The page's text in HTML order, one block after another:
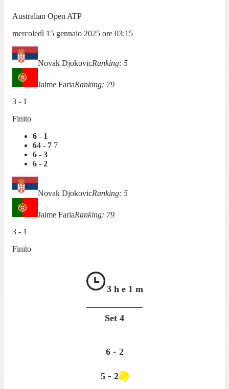
Australian Open ATP
mercoledì 15 gennaio 2025 ore 03:15
Novak DjokovicRanking: 5
Jaime FariaRanking: 79
3 - 1
Finito
6 - 1
64 - 7 7
6 - 3
6 - 2
Novak DjokovicRanking: 5
Jaime FariaRanking: 79
3 - 1
Finito
3 h e 1 m
Set 4
6 - 2
5 - 2